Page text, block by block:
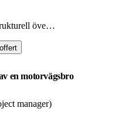
Dynamisk strukturell övervakning
en motorvägsbro
manager)